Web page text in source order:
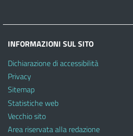
INFORMAZIONI SUL SITO
Dichiarazione di accessibilità
Privacy
Sitemap
Statistiche web
Vecchio sito
Area riservata alla redazione